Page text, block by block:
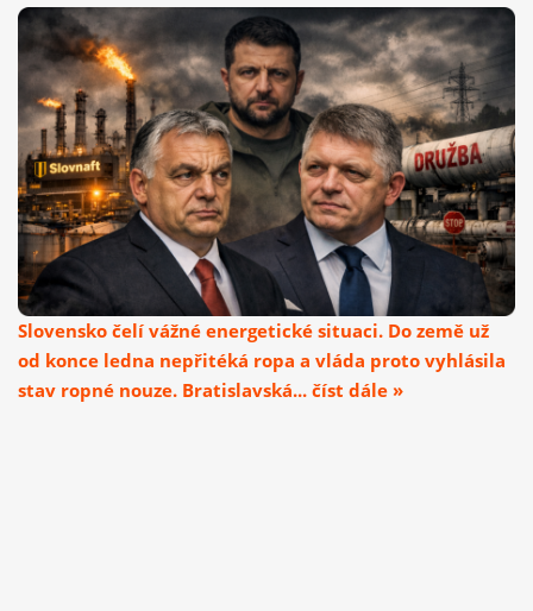
Slovensko čelí vážné energetické situaci. Do země už
od konce ledna nepřitéká ropa a vláda proto vyhlásila
stav ropné nouze. Bratislavská... číst dále »